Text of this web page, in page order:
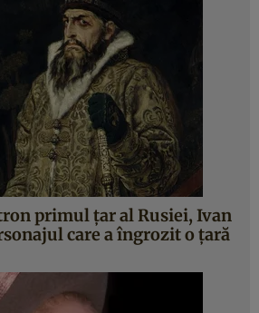
primul ţar al Rusiei, Ivan
care a îngrozit o ţară